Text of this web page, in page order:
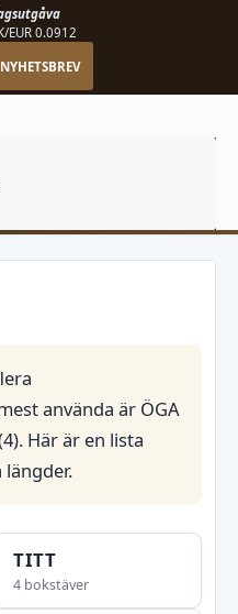
EUR 0.0912
NYHETSBREV
använda är ÖGA
Här är en lista
längder.
TITT
4 bokstäver